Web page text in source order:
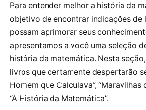
Para entender melhor a história da
objetivo de encontrar indicações de
possam aprimorar seus
apresentamos a você uma seleção
história da matemática. Nesta
livros que certamente despertarão
Homem que Calculava”, “Maravilhas
“A História da Matemática”.